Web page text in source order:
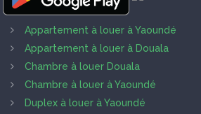
Appartement à louer à Yaoundé
Appartement à louer à Douala
Chambre à louer Douala
Chambre à louer à Yaoundé
Duplex à louer à Yaoundé